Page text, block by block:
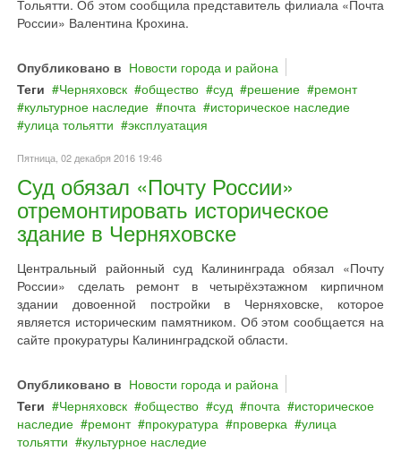
Тольятти. Об этом сообщила представитель филиала «Почта
России» Валентина Крохина.
Опубликовано в Новости города и района
Теги
Черняховск общество суд решение
ремонт
культурное наследие
почта
историческое наследие
улица тольятти
эксплуатация
Пятница, 02 декабря 2016 19:46
Суд обязал «Почту России»
отремонтировать историческое
здание в Черняховске
Центральный районный суд Калининграда обязал «Почту
России» сделать ремонт в четырёхэтажном кирпичном
здании довоенной постройки в Черняховске, которое
является историческим памятником. Об этом сообщается на
сайте прокуратуры Калининградской области.
Опубликовано в Новости города и района
Теги
Черняховск общество суд почта
историческое
наследие
ремонт прокуратура проверка
улица
тольятти
культурное наследие